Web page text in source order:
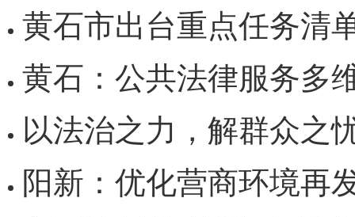
黄石市出台重点任务清单持续
黄石：公共法律服务多维创新 “
以法治之力，解群众之忧——黄石市
阳新：优化营商环境再发力